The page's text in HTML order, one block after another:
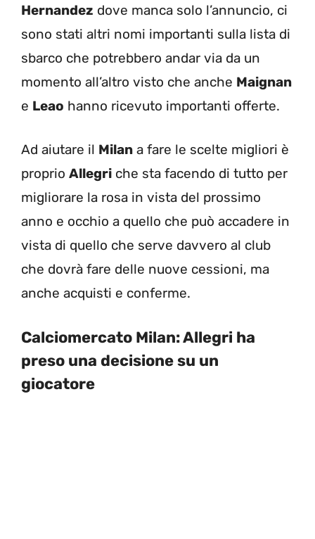
Hernandez dove manca solo l’annuncio, ci
sono stati altri nomi importanti sulla lista di
sbarco che potrebbero andar via da un
momento all’altro visto che anche Maignan
e Leao hanno ricevuto importanti offerte.
Ad aiutare il Milan a fare le scelte migliori è
proprio Allegri che sta facendo di tutto per
migliorare la rosa in vista del prossimo
anno e occhio a quello che può accadere in
vista di quello che serve davvero al club
che dovrà fare delle nuove cessioni, ma
anche acquisti e conferme.
Calciomercato Milan: Allegri ha
preso una decisione su un
giocatore